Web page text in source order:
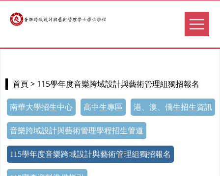
首頁 > 115學年度音樂跨域設計與藝術管理組獨招報名
南華大學招生中心 高中生專區 港、澳、僑生招生資訊
音樂跨域設計與藝術管理學程招生管道
115學年度音樂跨域設計與藝術管理組獨招報名